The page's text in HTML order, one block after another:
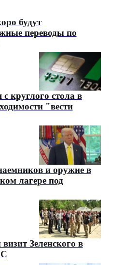
будут
переводы по
круглого стола в
"вести
и оружие в
лагере под
Зеленского в